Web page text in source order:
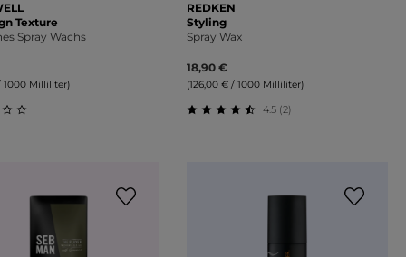
Texture
Spray Wachs
1000 Milliliter)
REDKEN
Styling
Spray Wax
18,90 €
(126,00 € / 1000 Milliliter)
4.5 (2)